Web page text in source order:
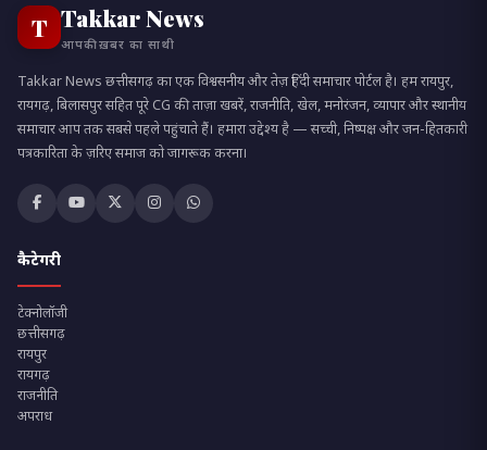
T Takkar News
आपकी ख़बर का साथी
Takkar News छत्तीसगढ़ का एक विश्वसनीय और तेज़ हिंदी समाचार पोर्टल है। हम रायपुर,
रायगढ़, बिलासपुर सहित पूरे CG की ताज़ा खबरें, राजनीति, खेल, मनोरंजन, व्यापार और स्थानीय
समाचार आप तक सबसे पहले पहुंचाते हैं। हमारा उद्देश्य है — सच्ची, निष्पक्ष और जन-हितकारी
पत्रकारिता के ज़रिए समाज को जागरूक करना।
कैटेगरी
टेक्नोलॉजी
छत्तीसगढ़
रायपुर
रायगढ़
राजनीति
अपराध